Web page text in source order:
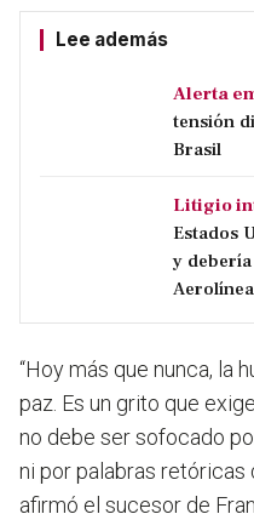
Lee además
Alerta
tensión
Brasil
Litigio
Estados
y
“Hoy más que nunca, la
paz. Es un grito que
no debe ser sofocado
ni por palabras retóricas
afirmó el sucesor de